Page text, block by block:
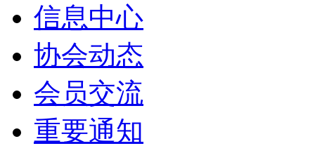
信息中心
协会动态
会员交流
重要通知